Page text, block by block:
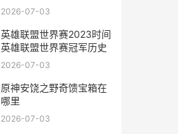
局第三关
2026-07-03
英雄联盟世界赛2023时间
英雄联盟世界赛冠军历史
2026-07-03
原神安饶之野奇馈宝箱在
哪里
2026-07-03